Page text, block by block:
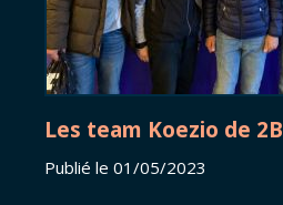
Les team Koezio de 2B
Publié le 01/05/2023